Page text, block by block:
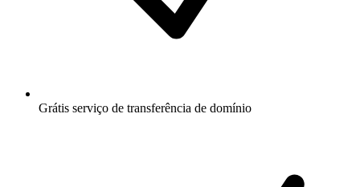
Grátis serviço de transferência de domínio